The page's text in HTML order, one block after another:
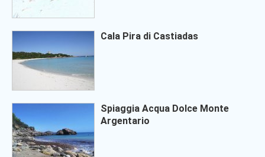
Cala Pira di Castiadas
Spiaggia Acqua Dolce Monte
Argentario